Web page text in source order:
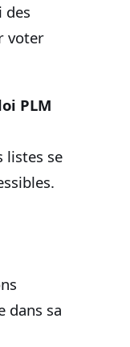
des
voter
PLM
listes se
dans sa